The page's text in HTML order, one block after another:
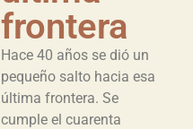
frontera
Hace 40 años se dió un
pequeño salto hacia esa
última frontera. Se
cumple el cuarenta